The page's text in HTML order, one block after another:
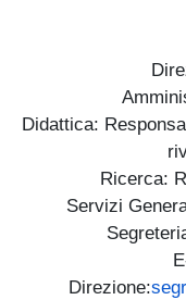
Didattica:
Ricerca:
Servizi
Direzione: